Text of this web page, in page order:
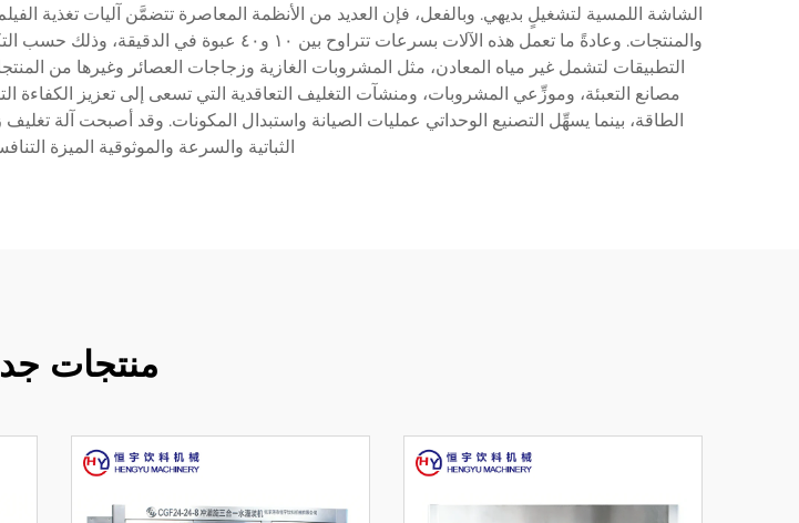
الشاشة اللمسية لتشغيلٍ بديهي. وبالفعل، فإن العديد من الأنظمة المعاصرة تتضمَّن آليات تغذية
والمنتجات. وعادةً ما تعمل هذه الآلات بسرعات
التطبيقات لتشمل غير مياه المعادن، مثل المشروبات الغازية وزجاجات العصائر وغيرها من
مصانع التعبئة، وموزِّعي المشروبات، ومنشآت التغليف التعاقدية التي تسعى إلى تعزيز
الطاقة، بينما يسهِّل التصنيع الوحداتي عمليات الصيانة واستبدال المكونات. وقد أصبحت آلة
الثباتية والسرعة والموثوقية الميزة
منتجات